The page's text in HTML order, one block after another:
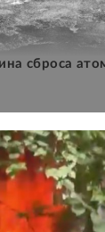
сброса